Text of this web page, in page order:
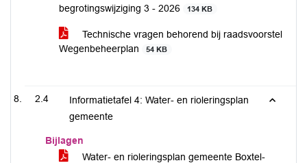
begrotingswijziging 3 - 2026
134 KB
Technische vragen behorend bij raadsvoorstel
Wegenbeheerplan
54 KB
2.4
Informatietafel 4: Water- en rioleringsplan
gemeente
Bijlagen
Water- en rioleringsplan gemeente Boxtel-